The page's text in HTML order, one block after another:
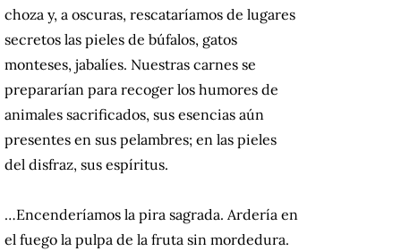
choza y, a oscuras, rescataríamos de lugares
secretos las pieles de búfalos, gatos
monteses, jabalíes. Nuestras carnes se
prepararían para recoger los humores de
animales sacrificados, sus esencias aún
presentes en sus pelambres; en las pieles
del disfraz, sus espíritus.
…Encenderíamos la pira sagrada. Ardería en
el fuego la pulpa de la fruta sin mordedura.